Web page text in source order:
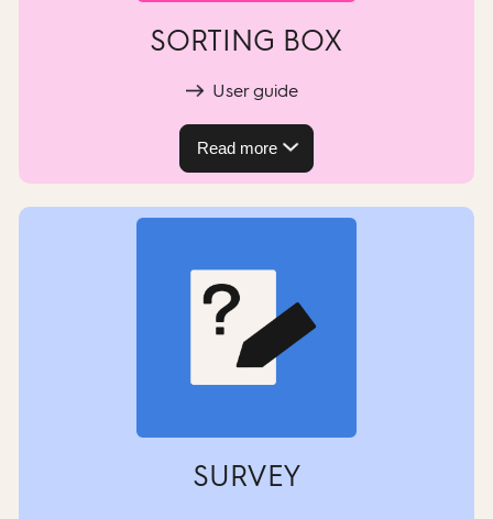
SORTING BOX
User guide
Read more
SURVEY